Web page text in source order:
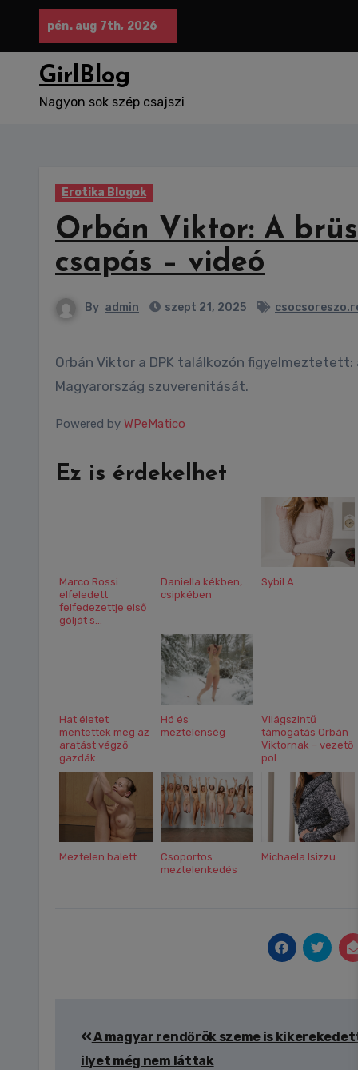
content
pén. aug 7th, 2026
GirlBlog
Nagyon sok szép csajszi
Erotika Blogok
Orbán Viktor: A
csapás – videó
By admin szept 21, 2025
Orbán Viktor a DPK találkozón figyelmeztetett: a baloldal hatalomra jutása Brüsszel-politikát hozna, csorbítva
Magyarország szuverenitását.
Powered by WPeMatico
Ez is érdekelhet
Marco Rossi
elfeledett
felfedezettje első
gólját s...
Daniella kékben,
csipkében
Sybil A
Hat életet
mentettek meg az
aratást végző
gazdák...
Hó és
meztelenség
Világszintű
támogatás Orbán
Viktornak – vezető
pol...
Meztelen balett
Csoportos
meztelenkedés
Michaela Isizzu
navigáció
A magyar rendőrök szeme is
ilyet még nem láttak